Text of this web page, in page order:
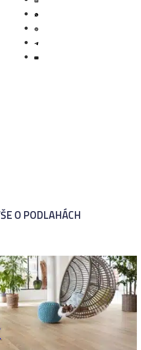
O PODLAHÁCH